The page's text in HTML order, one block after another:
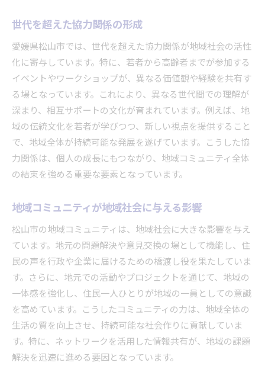
世代を超えた協力関係の形成
愛媛県松山市では、世代を超えた協力関係が地域社会の活性
化に寄与しています。特に、若者から高齢者までが参加する
イベントやワークショップが、異なる価値観や経験を共有す
る場となっています。これにより、異なる世代間での理解が
深まり、相互サポートの文化が育まれています。例えば、地
域の伝統文化を若者が学びつつ、新しい視点を提供すること
で、地域全体が持続可能な発展を遂げています。こうした協
力関係は、個人の成長にもつながり、地域コミュニティ全体
の結束を強める重要な要素となっています。
地域コミュニティが地域社会に与える影響
松山市の地域コミュニティは、地域社会に大きな影響を与え
ています。地元の問題解決や意見交換の場として機能し、住
民の声を行政や企業に届けるための橋渡し役を果たしていま
す。さらに、地元での活動やプロジェクトを通じて、地域の
一体感を強化し、住民一人ひとりが地域の一員としての意識
を高めています。こうしたコミュニティの力は、地域全体の
生活の質を向上させ、持続可能な社会作りに貢献していま
す。特に、ネットワークを活用した情報共有が、地域の課題
解決を迅速に進める要因となっています。